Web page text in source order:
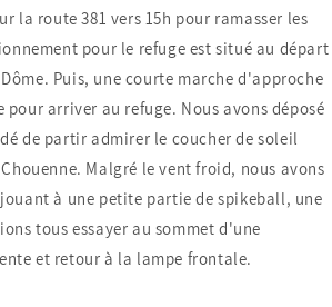
la route 381 vers 15h pour ramasser les
pour le refuge est situé au départ
Puis, une courte marche d'approche
pour arriver au refuge. Nous avons déposé
de partir admirer le coucher de soleil
Malgré le vent froid, nous avons
à une petite partie de spikeball, une
tous essayer au sommet d'une
et retour à la lampe frontale.